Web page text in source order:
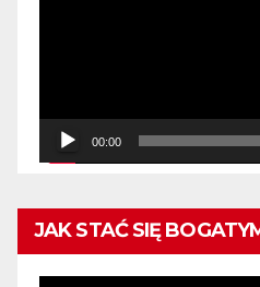
00:00
JAK STAĆ SIĘ